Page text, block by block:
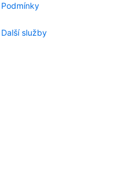
Podmínky
Další služby